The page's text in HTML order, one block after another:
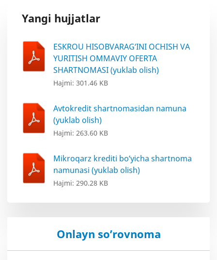
Yangi hujjatlar
ESKROU HISOBVARAG‘INI OCHISH VA
YURITISH OMMAVIY OFERTA
SHARTNOMASI (yuklab olish)
Hajmi: 301.46 KB
Avtokredit shartnomasidan namuna
(yuklab olish)
Hajmi: 263.60 KB
Mikroqarz krediti bo‘yicha shartnoma
namunasi (yuklab olish)
Hajmi: 290.28 KB
Onlayn so’rovnoma